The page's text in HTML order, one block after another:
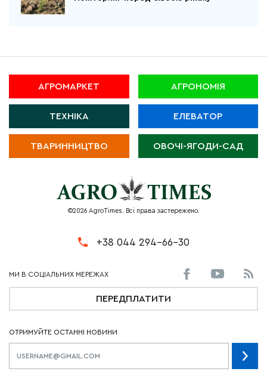
АГРОМАРКЕТ АГРОНОМІЯ
ТЕХНІКА ЕЛЕВАТОР
ТВАРИННИЦТВО ОВОЧІ-ЯГОДИ-САД
©2026 AgroTimes. Всі права застережено.
+38 044 294-66-30
ПЕРЕДПЛАТИТИ
ОТРИМУЙТЕ ОСТАННІ НОВИНИ